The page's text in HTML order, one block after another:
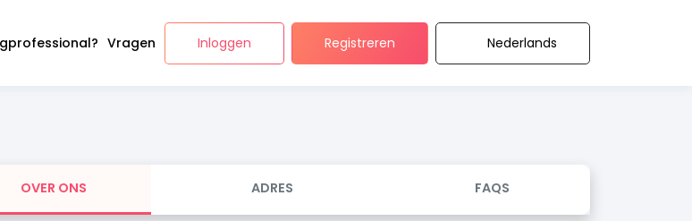
Vragen Inloggen Registreren Nederlands
OVER ONS ADRES FAQS